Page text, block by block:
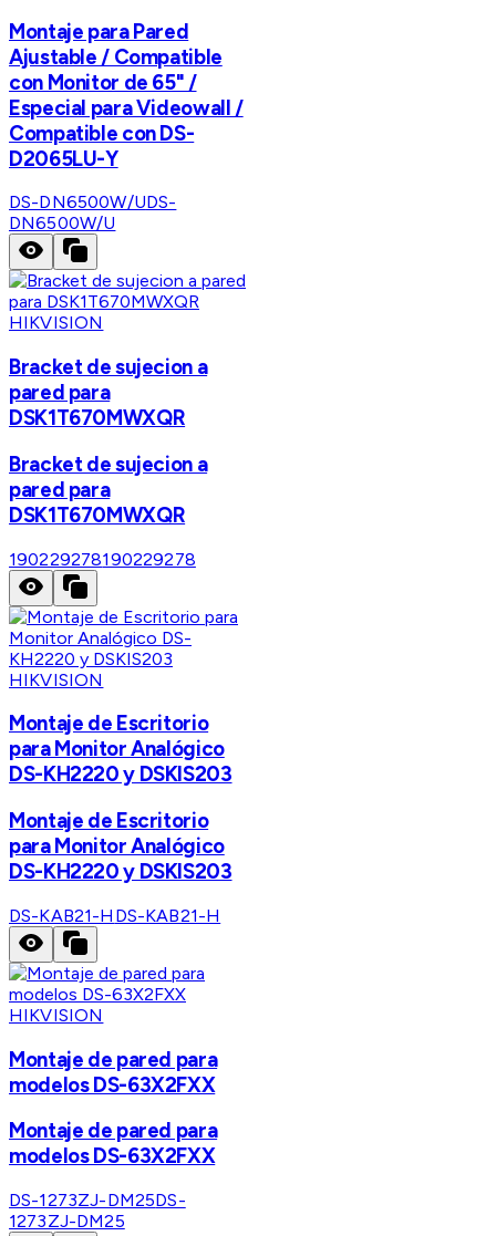
Montaje para Pared
Ajustable / Compatible
con Monitor de 65" /
Especial para Videowall /
Compatible con DS-
D2065LU-Y
DS-DN6500W/UDS-
DN6500W/U
HIKVISION
Bracket de sujecion a
pared para
DSK1T670MWXQR
Bracket de sujecion a
pared para
DSK1T670MWXQR
190229278190229278
HIKVISION
Montaje de Escritorio
para Monitor Analógico
DS-KH2220 y DSKIS203
Montaje de Escritorio
para Monitor Analógico
DS-KH2220 y DSKIS203
DS-KAB21-H DS-KAB21-H
HIKVISION
Montaje de pared para
modelos DS-63X2FXX
Montaje de pared para
modelos DS-63X2FXX
DS-1273ZJ-DM25DS-
1273ZJ-DM25